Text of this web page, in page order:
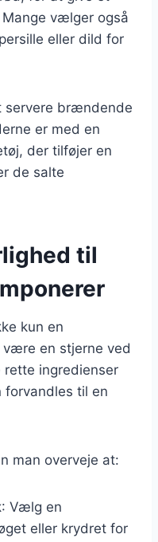
vælger også
eller dild for
servere brændende
er med en
der tilføjer en
de salte
til
kun en
en stjerne ved
ingredienser
til en
man overveje at:
: Vælg en
eller krydret for